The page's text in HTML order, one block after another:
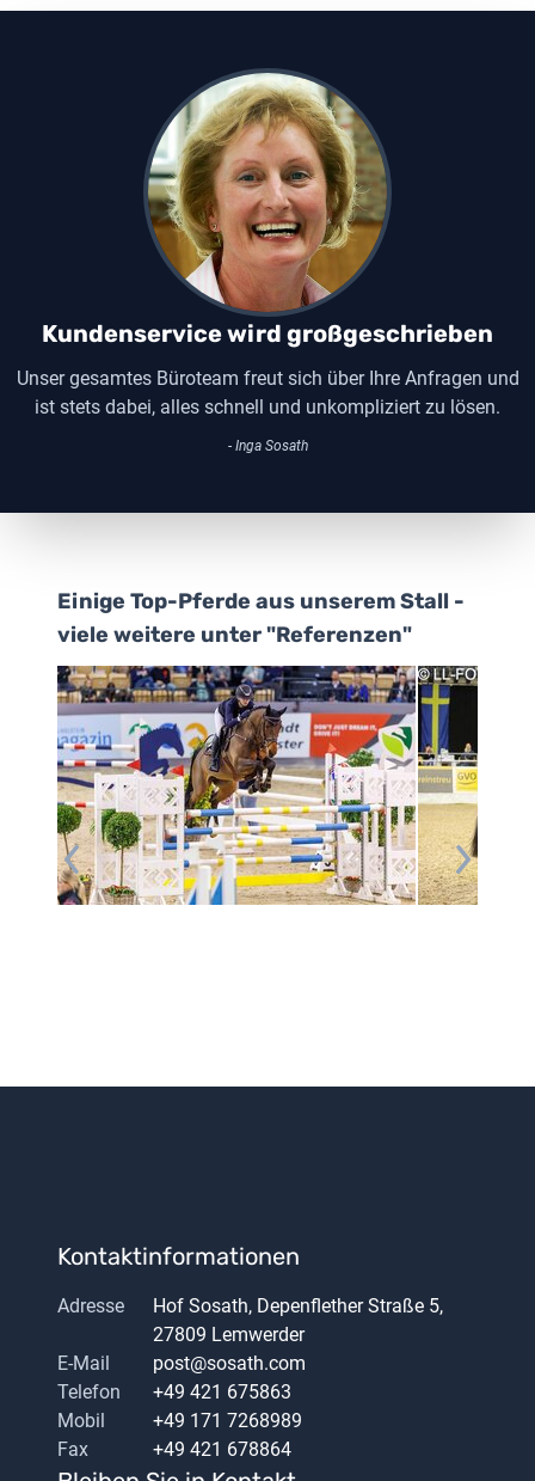
Kundenservice wird großgeschrieben
Unser gesamtes Büroteam freut sich über Ihre Anfragen und
ist stets dabei, alles schnell und unkompliziert zu lösen.
- Inga Sosath
Einige Top-Pferde aus unserem Stall -
viele weitere unter "Referenzen"
Kontaktinformationen
Adresse
Hof Sosath, Depenflether Straße 5,
27809 Lemwerder
E-Mail
post@sosath.com
Telefon
+49 421 675863
Mobil
+49 171 7268989
Fax
+49 421 678864